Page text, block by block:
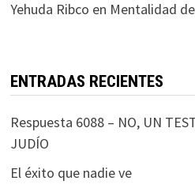
Yehuda Ribco en Mentalidad
ENTRADAS RECIENTES
Respuesta 6088 – NO, UN
JUDÍO
El éxito que nadie ve